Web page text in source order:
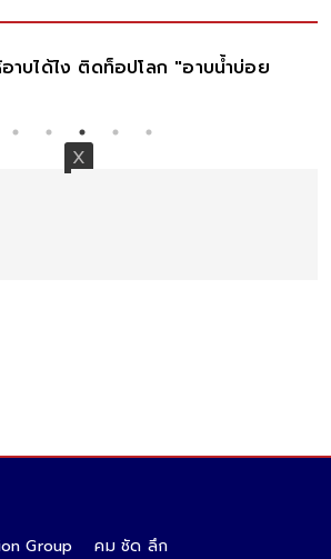
ลก "อาบน้ำบ่อย
Group
คม ชัด ลึก